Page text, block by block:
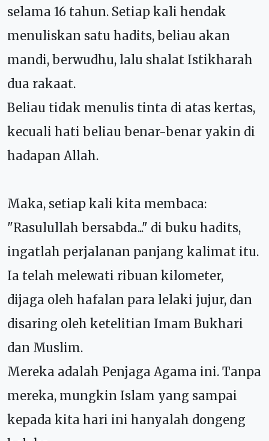
selama 16 tahun. Setiap kali hendak
menuliskan satu hadits, beliau akan
mandi, berwudhu, lalu shalat Istikharah
dua rakaat.
Beliau tidak menulis tinta di atas kertas,
kecuali hati beliau benar-benar yakin di
hadapan Allah.
Maka, setiap kali kita membaca:
"Rasulullah bersabda..." di buku hadits,
ingatlah perjalanan panjang kalimat itu.
Ia telah melewati ribuan kilometer,
dijaga oleh hafalan para lelaki jujur, dan
disaring oleh ketelitian Imam Bukhari
dan Muslim.
Mereka adalah Penjaga Agama ini. Tanpa
mereka, mungkin Islam yang sampai
kepada kita hari ini hanyalah dongeng